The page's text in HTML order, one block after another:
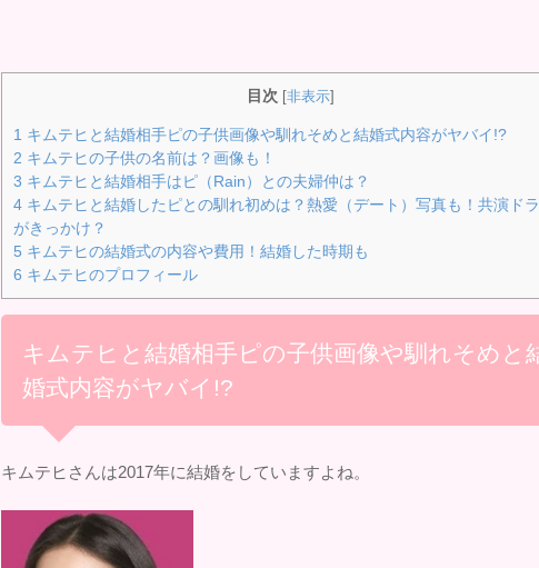
目次 [非表示]
1 キムテヒと結婚相手ピの子供画像や馴れそめと結婚式内容がヤバイ!?
2 キムテヒの子供の名前は？画像も！
3 キムテヒと結婚相手はピ（Rain）との夫婦仲は？
4 キムテヒと結婚したピとの馴れ初めは？熱愛（デート）写真も！共演ド
がきっかけ？
5 キムテヒの結婚式の内容や費用！結婚した時期も
6 キムテヒのプロフィール
キムテヒと結婚相手ピの子供画像や馴れそめと
婚式内容がヤバイ!?
キムテヒさんは2017年に結婚をしていますよね。